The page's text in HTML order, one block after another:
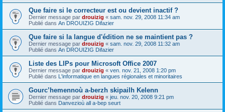
Que faire si le correcteur est ou devient inactif ?
Dernier message par drouizig « sam. nov. 29, 2008 11:34 am
Publié dans An DROUIZIG Difazier
Que faire si la langue d'édition ne se maintient pas ?
Dernier message par drouizig « sam. nov. 29, 2008 11:32 am
Publié dans An DROUIZIG Difazier
Liste des LIPs pour Microsoft Office 2007
Dernier message par drouizig « ven. nov. 21, 2008 1:20 pm
Publié dans L'informatique en langues régionales et minoritaires
Gourc’hemennoù a-berzh skipailh Kelenn
Dernier message par drouizig « jeu. nov. 20, 2008 9:21 pm
Publié dans Danvezioù all a-bep seurt